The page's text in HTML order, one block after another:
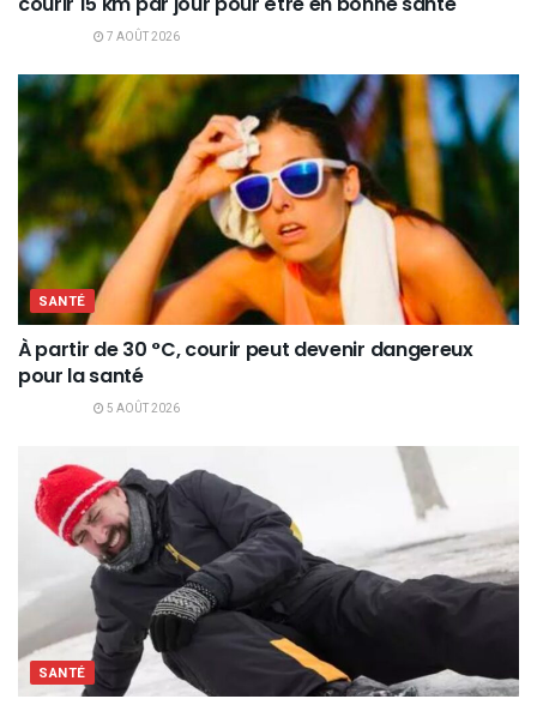
7 AOÛT 2026
SANTÉ
À partir de 30 °C, courir peut devenir dangereux
pour la santé
5 AOÛT 2026
SANTÉ